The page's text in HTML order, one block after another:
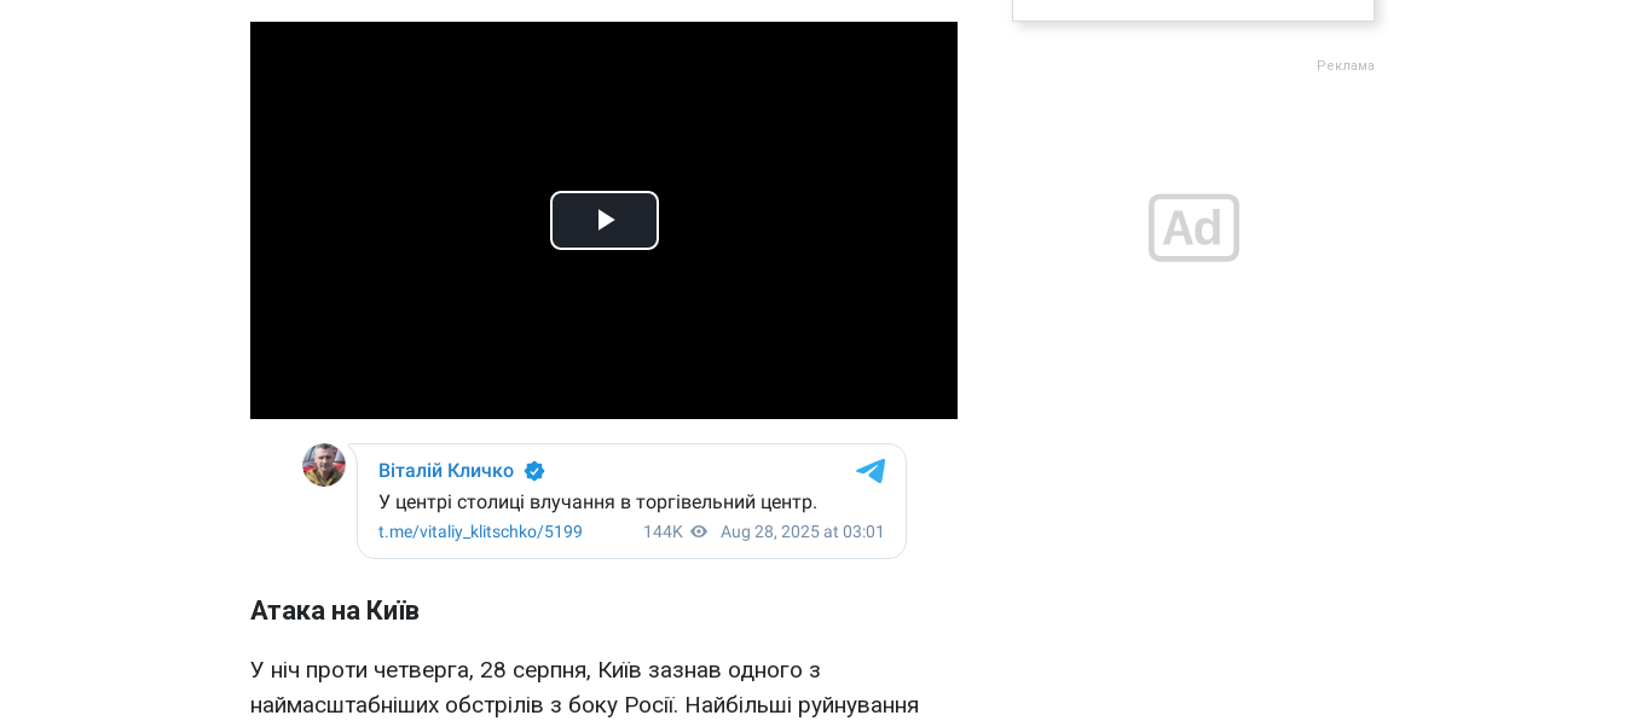
Play
Атака на Київ
У ніч проти четверга, 28 серпня, Київ зазнав одного з
наймасштабніших обстрілів з боку Росії. Найбільші руйнування